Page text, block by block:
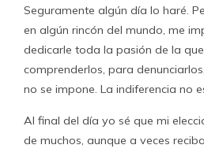
Seguramente algún día lo haré.
en algún rincón del mundo, me
dedicarle toda la pasión de la
comprenderlos, para
no se impone. La indiferencia no
Al final del día yo sé que mi
de muchos, aunque a veces